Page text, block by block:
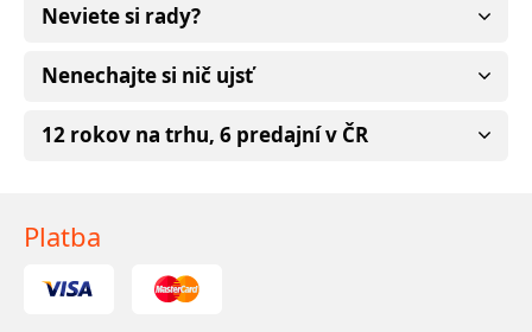
Neviete si rady?
Nenechajte si nič ujsť
12 rokov na trhu, 6 predajní v ČR
Platba